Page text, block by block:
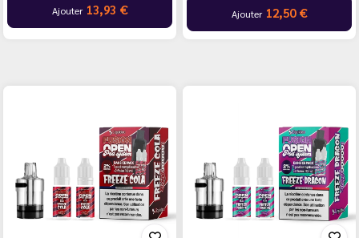
Ajouter 13,93 € Ajouter 12,50 €